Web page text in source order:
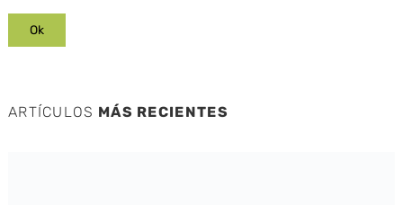
ARTÍCULOS MÁS RECIENTES